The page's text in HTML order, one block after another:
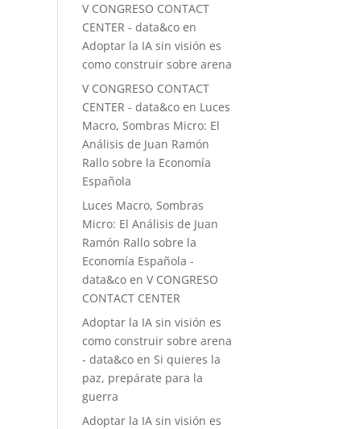
V CONGRESO CONTACT
CENTER - data&co en
Adoptar la IA sin visión es
como construir sobre arena
V CONGRESO CONTACT
CENTER - data&co en Luces
Macro, Sombras Micro: El
Análisis de Juan Ramón
Rallo sobre la Economía
Española
Luces Macro, Sombras
Micro: El Análisis de Juan
Ramón Rallo sobre la
Economía Española -
data&co enV CONGRESO
CONTACT CENTER
Adoptar la IA sin visión es
como construir sobre arena
- data&co enSi quieres la
paz, prepárate para la
guerra
Adoptar la IA sin visión es